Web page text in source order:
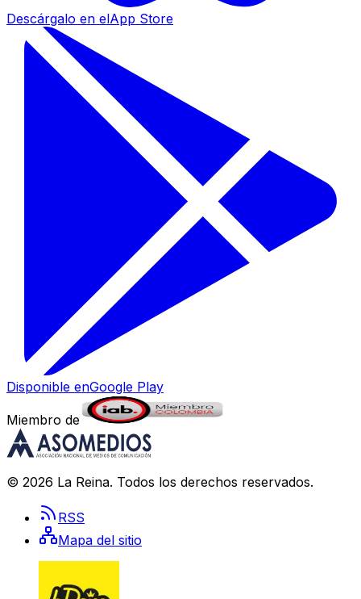
Descárgalo en elApp Store
Disponible enGoogle Play
Miembro de
© 2026 La Reina. Todos los derechos reservados.
RSS
Mapa del sitio